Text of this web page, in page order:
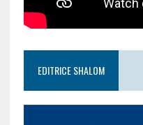
EDITRICE SHALOM